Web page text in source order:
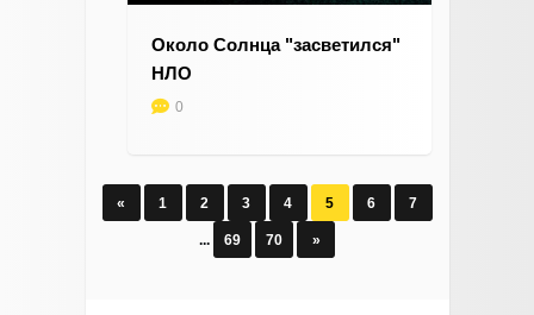
Около Солнца "засветился"
НЛО
0
« 1 2 3 4 5 6 7
... 69 70 »